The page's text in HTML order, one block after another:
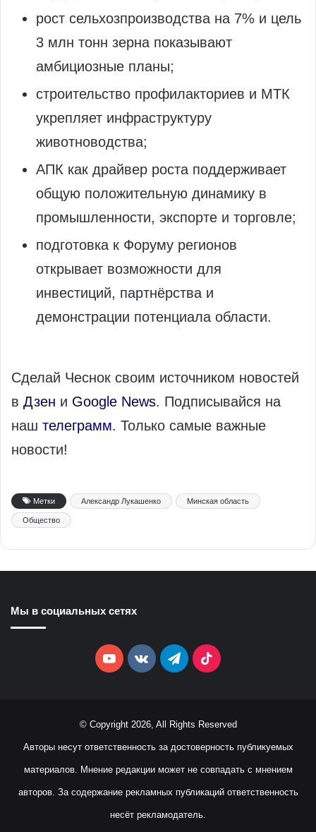
рост сельхозпроизводства на 7% и цель
3 млн тонн зерна показывают
амбициозные планы;
строительство профилакториев и МТК
укрепляет инфраструктуру
животноводства;
АПК как драйвер роста поддерживает
общую положительную динамику в
промышленности, экспорте и торговле;
подготовка к Форуму регионов
открывает возможности для
инвестиций, партнёрства и
демонстрации потенциала области.
Сделай Чеснок своим источником новостей
в Дзен и Google News. Подписывайся на
наш телеграмм. Только самые важные
новости!
Метки Александр Лукашенко Минская область
Общество
Мы в социальных сетях
YouTubevk.comTelegramTikTok
© Copyright 2026, All Rights Reserved
Авторы несут ответственность за достоверность публикуемых
материалов. Мнение редакции может не совпадать с мнением
авторов. За содержание рекламных публикаций ответственность
несёт рекламодатель.